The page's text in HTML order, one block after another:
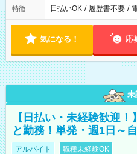
特徴 日払いOK / 履歴書不要 /
気になる！ 応
未
【日払い・未経験歓迎
と勤務！単発・週1日～
アルバイト 職種未経験OK